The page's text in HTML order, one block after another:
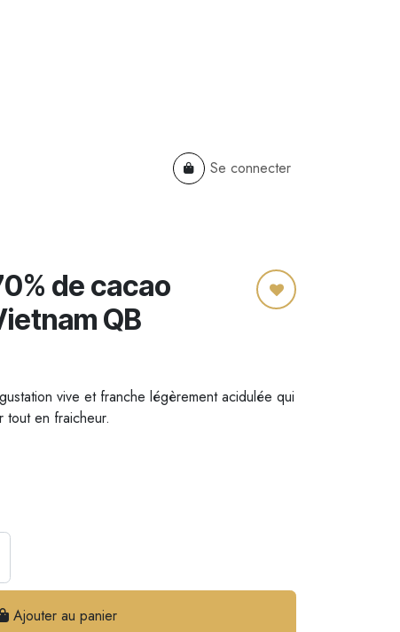
B2B Se connecter
de cacao
QB
vive et franche légèrement acidulée qui
tout en fraicheur.
Ajouter au panier